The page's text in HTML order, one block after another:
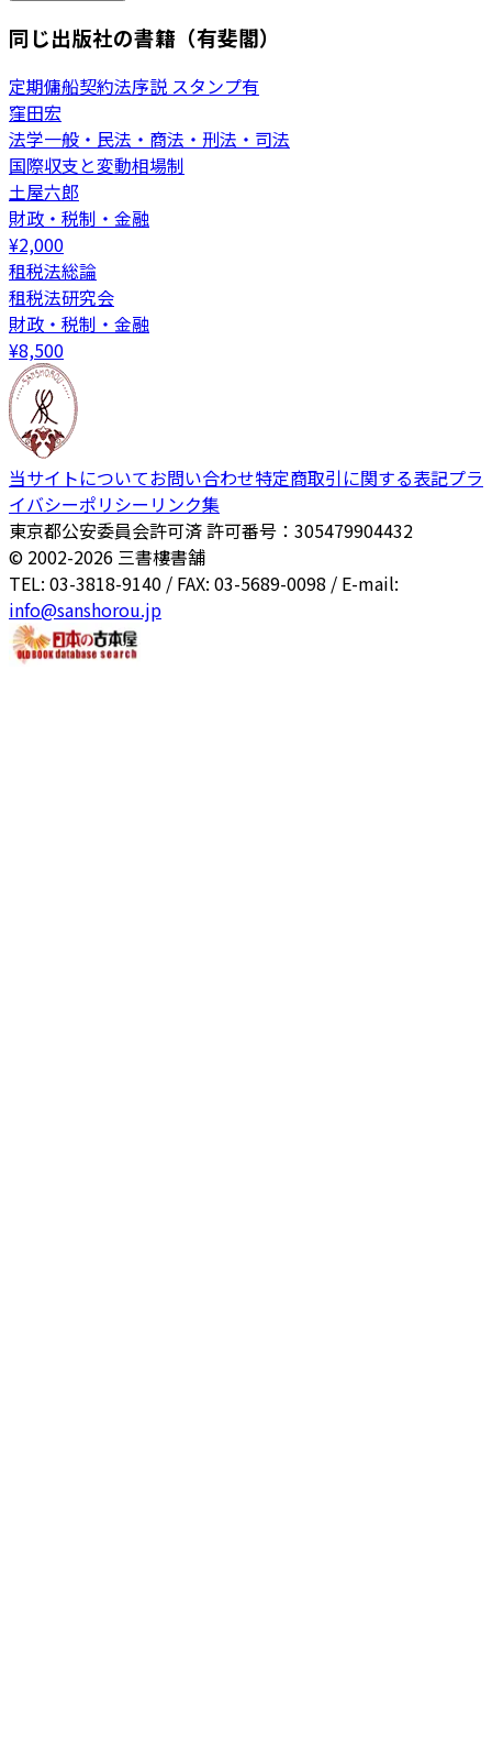
同じ出版社の書籍（有斐閣）
定期傭船契約法序説 スタンプ有
窪田宏
法学一般・民法・商法・刑法・司法
国際収支と変動相場制
土屋六郎
財政・税制・金融
¥2,000
租税法総論
租税法研究会
財政・税制・金融
¥8,500
当サイトについてお問い合わせ特定商取引に関する表記プラ
イバシーポリシー リンク集
東京都公安委員会許可済 許可番号：305479904432
© 2002-2026 三書樓書舗
TEL: 03-3818-9140 / FAX: 03-5689-0098 / E-mail:
info@sanshorou.jp